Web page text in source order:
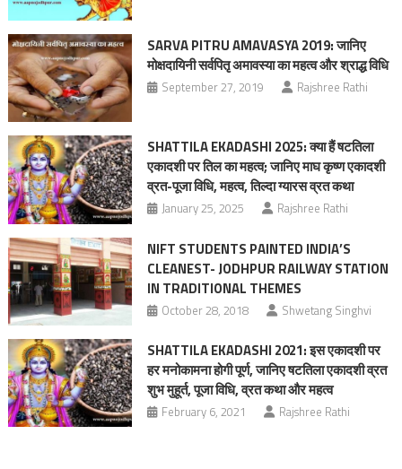
SARVA PITRU AMAVASYA 2019: जानिए
मोक्षदायिनी सर्वपितृ अमावस्या का महत्‍व और श्राद्ध विधि
September 27, 2019 Rajshree Rathi
SHATTILA EKADASHI 2025: क्या हैं षटतिला
एकादशी पर तिल का महत्व; जानिए माघ कृष्ण एकादशी
व्रत-पूजा विधि, महत्‍व, तिल्दा ग्यारस व्रत कथा
January 25, 2025 Rajshree Rathi
NIFT STUDENTS PAINTED INDIA’S
CLEANEST- JODHPUR RAILWAY STATION
IN TRADITIONAL THEMES
October 28, 2018 Shwetang Singhvi
SHATTILA EKADASHI 2021: इस एकादशी पर
हर मनोकामना होगी पूर्ण, जानिए षटतिला एकादशी व्रत
शुभ मुहूर्त, पूजा विधि, व्रत कथा और महत्‍व
February 6, 2021 Rajshree Rathi